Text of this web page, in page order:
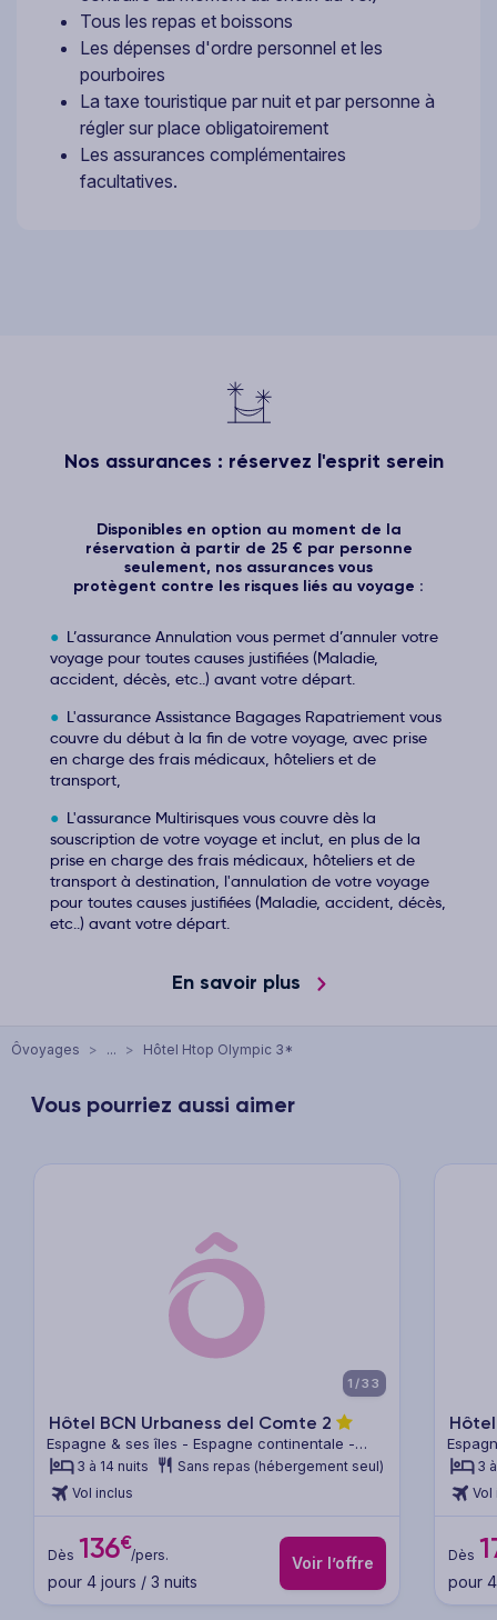
Tous les repas et boissons
Les dépenses d'ordre personnel et les
pourboires
La taxe touristique par nuit et par personne à
régler sur place obligatoirement
Les assurances complémentaires
facultatives.
Nos assurances : réservez l'esprit serein
Disponibles en option au moment de la
réservation à partir de 25 € par personne
seulement, nos assurances vous
protègent contre les risques liés au voyage :
L’assurance Annulation vous permet d’annuler votre
voyage pour toutes causes justifiées (Maladie,
accident, décès, etc..) avant votre départ.
L'assurance Assistance Bagages Rapatriement vous
couvre du début à la fin de votre voyage, avec prise
en charge des frais médicaux, hôteliers et de
transport,
L'assurance Multirisques vous couvre dès la
souscription de votre voyage et inclut, en plus de la
prise en charge des frais médicaux, hôteliers et de
transport à destination, l'annulation de votre voyage
pour toutes causes justifiées (Maladie, accident, décès,
etc..) avant votre départ.
En savoir plus
Ôvoyages > ... > Hôtel Htop Olympic 3*
Vous pourriez aussi aimer
1/33
Hôtel BCN Urbaness del Comte 2
Espagne & ses îles - Espagne continentale -
Barcelone & sa région
3 à 14 nuits
Sans repas (hébergement seul)
Vol inclus
Dès 136€
/pers.
pour 4 jours / 3 nuits
Voir l’offre
3
Vol
Dès
pour